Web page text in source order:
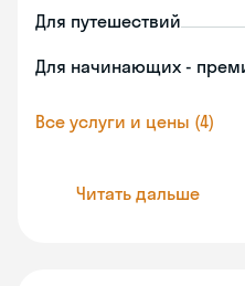
Для путешествий
Для начинающих -
Все услуги и цены (4)
Читать дальше